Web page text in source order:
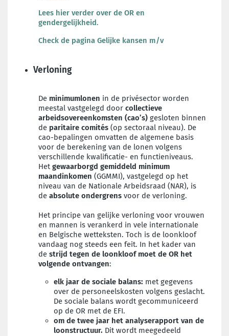
Lees hier verder over de OR en
gendergelijkheid.
Check de pagina Gelijke kansen m/v
Verloning
De minimumlonen in de privésector worden
meestal vastgelegd door collectieve
arbeidsovereenkomsten (cao’s) gesloten binnen
de paritaire comités (op sectoraal niveau). De
cao-bepalingen omvatten de algemene basis
voor de berekening van de lonen volgens
verschillende kwalificatie- en functieniveaus.
Het gewaarborgd gemiddeld minimum
maandinkomen (GGMMI), vastgelegd op het
niveau van de Nationale Arbeidsraad (NAR), is
de absolute ondergrens voor de verloning.
Het principe van gelijke verloning voor vrouwen
en mannen is verankerd in vele internationale
en Belgische wetteksten. Toch is de loonkloof
vandaag nog steeds een feit. In het kader van
de strijd tegen de loonkloof moet de OR het
volgende ontvangen:
elk jaar de sociale balans: met gegevens
over de personeelskosten volgens geslacht.
De sociale balans wordt gecommuniceerd
op de OR met de EFI.
om de twee jaar het analyserapport van de
loonstructuur. Dit wordt meegedeeld